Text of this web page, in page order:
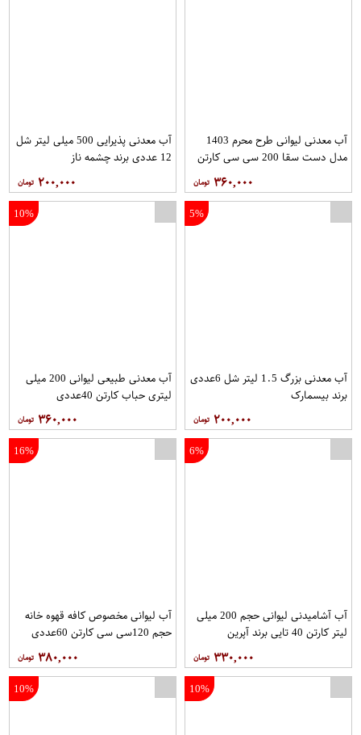
آب معدنی لیوانی طرح محرم 1403
مدل دست سقا 200 سی سی کارتن
۳۶۰,۰۰۰
آب معدنی پذیرایی 500 میلی لیتر شل
12 عددی برند چشمه ناز
۲۰۰,۰۰۰
5%
آب معدنی بزرگ 1.5 لیتر شل 6عددی
برند بیسمارک
۲۰۰,۰۰۰
10%
آب معدنی طبیعی لیوانی 200 میلی
لیتری حباب کارتن 40عددی
۳۶۰,۰۰۰
6%
آب آشامیدنی لیوانی حجم 200 میلی
لیتر کارتن 40 تایی برند آپرین
۳۳۰,۰۰۰
16%
آب لیوانی مخصوص کافه قهوه خانه
حجم 120سی سی کارتن 60عددی
۳۸۰,۰۰۰
10%
10%